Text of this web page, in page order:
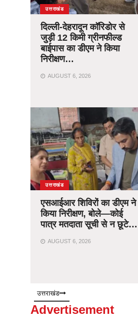
उत्तराखंड
दिल्ली-देहरादून कॉरिडोर से
जुड़ी 12 किमी ग्रीनफील्ड
बाईपास का डीएम ने किया
निरीक्षण…
AUGUST 6, 2026
उत्तराखंड
एसआईआर शिविरों का डीएम ने
किया निरीक्षण, बोले—कोई
पात्र मतदाता सूची से न छूटे…
AUGUST 6, 2026
उत्तराखंड
Advertisement